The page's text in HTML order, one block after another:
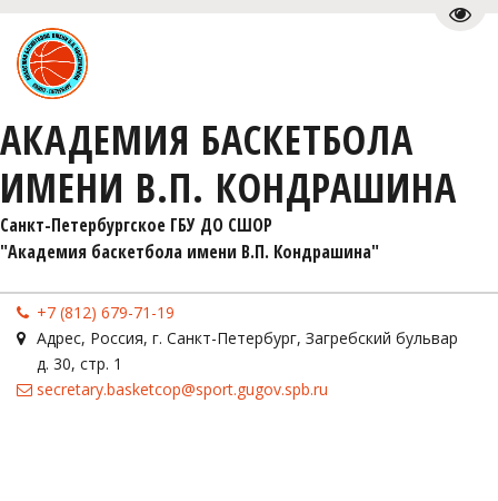
АКАДЕМИЯ БАСКЕТБОЛА
ИМЕНИ В.П. КОНДРАШИНА
Санкт-Петербургское ГБУ ДО СШОР
"Академия баскетбола имени В.П. Кондрашина"
+7 (812) 679-71-19
Адрес, Россия, г. Санкт-Петербург, Загребский бульвар
д. 30, стр. 1
secretary.basketcop@sport.gugov.spb.ru